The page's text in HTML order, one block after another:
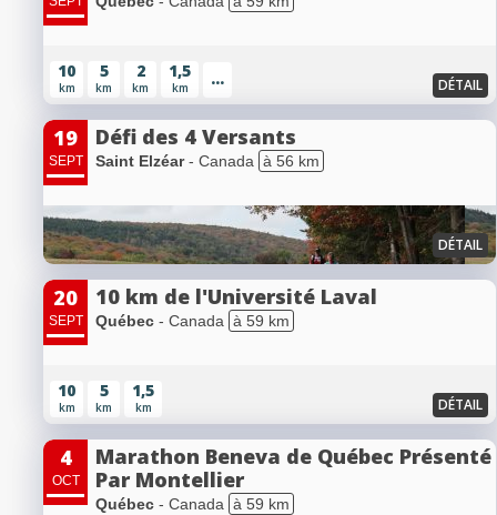
10
km
5
km
2
km
1,5
km ... DÉTAIL
19
SEPT
Défi des 4 Versants
Saint Elzéar- Canada à 56 km
DÉTAIL
20
SEPT
10 km de l'Université Laval
Québec - Canada à 59 km
10
km
5
km
1,5
km DÉTAIL
4
OCT
Marathon Beneva de Québec Présenté
Par Montellier
Québec - Canada à 59 km